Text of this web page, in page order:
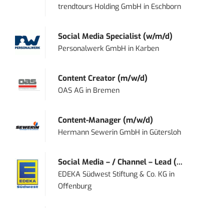
trendtours Holding GmbH in Eschborn
Social Media Specialist (w/m/d)
Personalwerk GmbH in Karben
Content Creator (m/w/d)
OAS AG in Bremen
Content-Manager (m/w/d)
Hermann Sewerin GmbH inGütersloh
Social Media – / Channel – Lead (...
EDEKA Südwest Stiftung & Co. KG in
Offenburg